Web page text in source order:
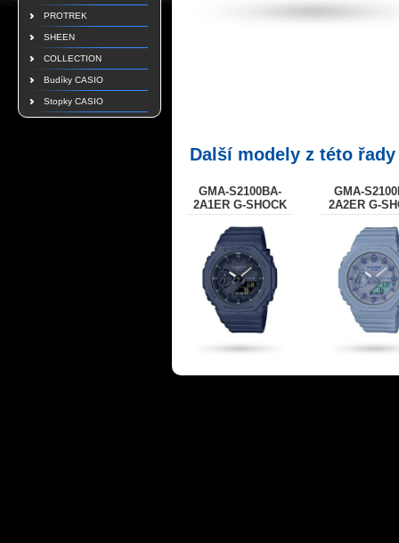
PROTREK
SHEEN
COLLECTION
Budíky CASIO
Stopky CASIO
Další modely z této řady
GMA-S2100BA-
2A1ER G-SHOCK
GMA-
2A2ER G-